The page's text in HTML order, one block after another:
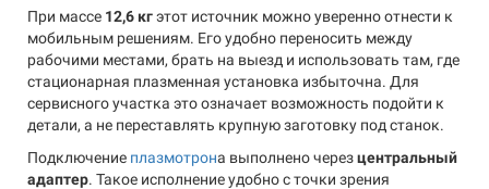
При массе 12,6 кгэтот источник можно уверенно отнести к
мобильным решениям. Его удобно переносить между
рабочими местами, брать на выезд и использовать там, где
стационарная плазменная установка избыточна. Для
сервисного участка это означает возможность подойти к
детали, а не переставлять крупную заготовку под станок.
Подключение плазмотрона выполнено черезцентральный
адаптер. Такое исполнение удобно с точки зрения